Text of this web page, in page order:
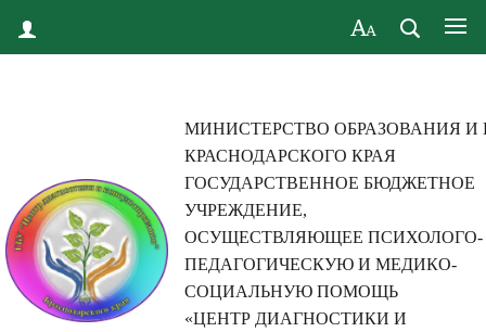
МИНИСТЕРСТВО ОБРАЗОВАНИЯ И
КРАСНОДАРСКОГО КРАЯ
ГОСУДАРСТВЕННОЕ БЮДЖЕТНОЕ
УЧРЕЖДЕНИЕ,
ОСУЩЕСТВЛЯЮЩЕЕ ПСИХОЛОГО-
ПЕДАГОГИЧЕСКУЮ И МЕДИКО-
СОЦИАЛЬНУЮ ПОМОЩЬ
«ЦЕНТР ДИАГНОСТИКИ И